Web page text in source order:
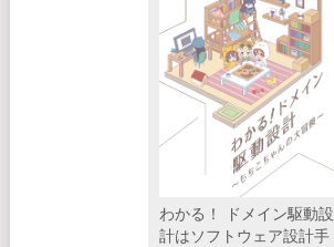
わかる！ ドメイン駆動設
計はソフトウェア設計手